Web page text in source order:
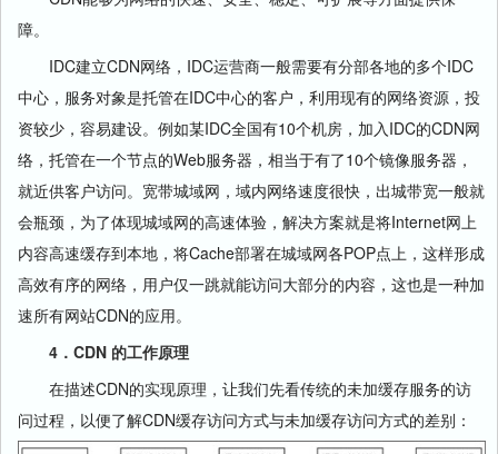
障。
IDC建立CDN网络，IDC运营商一般需要有分部各地的多个IDC
中心，服务对象是托管在IDC中心的客户，利用现有的网络资源，投
资较少，容易建设。例如某IDC全国有10个机房，加入IDC的CDN网
络，托管在一个节点的Web服务器，相当于有了10个镜像服务器，
就近供客户访问。宽带城域网，域内网络速度很快，出城带宽一般就
会瓶颈，为了体现城域网的高速体验，解决方案就是将Internet网上
内容高速缓存到本地，将Cache部署在城域网各POP点上，这样形成
高效有序的网络，用户仅一跳就能访问大部分的内容，这也是一种加
速所有网站CDN的应用。
4．CDN 的工作原理
在描述CDN的实现原理，让我们先看传统的未加缓存服务的访
问过程，以便了解CDN缓存访问方式与未加缓存访问方式的差别：